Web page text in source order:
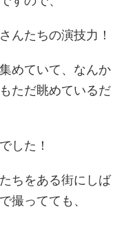
んたちの演技力！
めていて、なんか
ただ眺めているだ
した！
ちをある街にしば
撮ってても、